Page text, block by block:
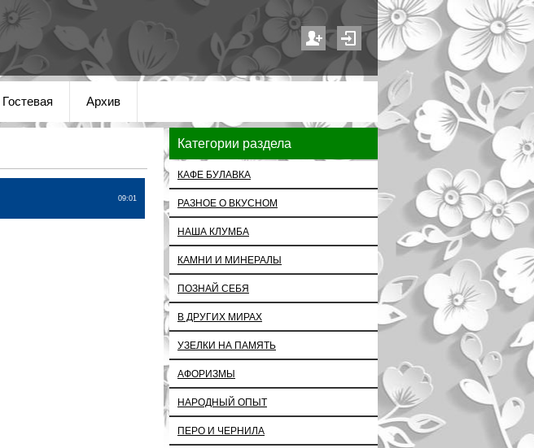
Гостевая Архив
09:01
Категории раздела
КАФЕ БУЛАВКА
РАЗНОЕ О ВКУСНОМ
НАША КЛУМБА
КАМНИ И МИНЕРАЛЫ
ПОЗНАЙ СЕБЯ
В ДРУГИХ МИРАХ
УЗЕЛКИ НА ПАМЯТЬ
АФОРИЗМЫ
НАРОДНЫЙ ОПЫТ
ПЕРО И ЧЕРНИЛА